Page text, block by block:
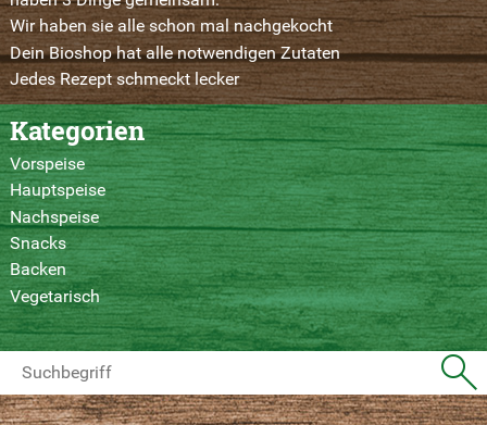
Wir haben sie alle schon mal nachgekocht
Dein Bioshop hat alle notwendigen Zutaten
Jedes Rezept schmeckt lecker
Kategorien
Vorspeise
Hauptspeise
Nachspeise
Snacks
Backen
Vegetarisch